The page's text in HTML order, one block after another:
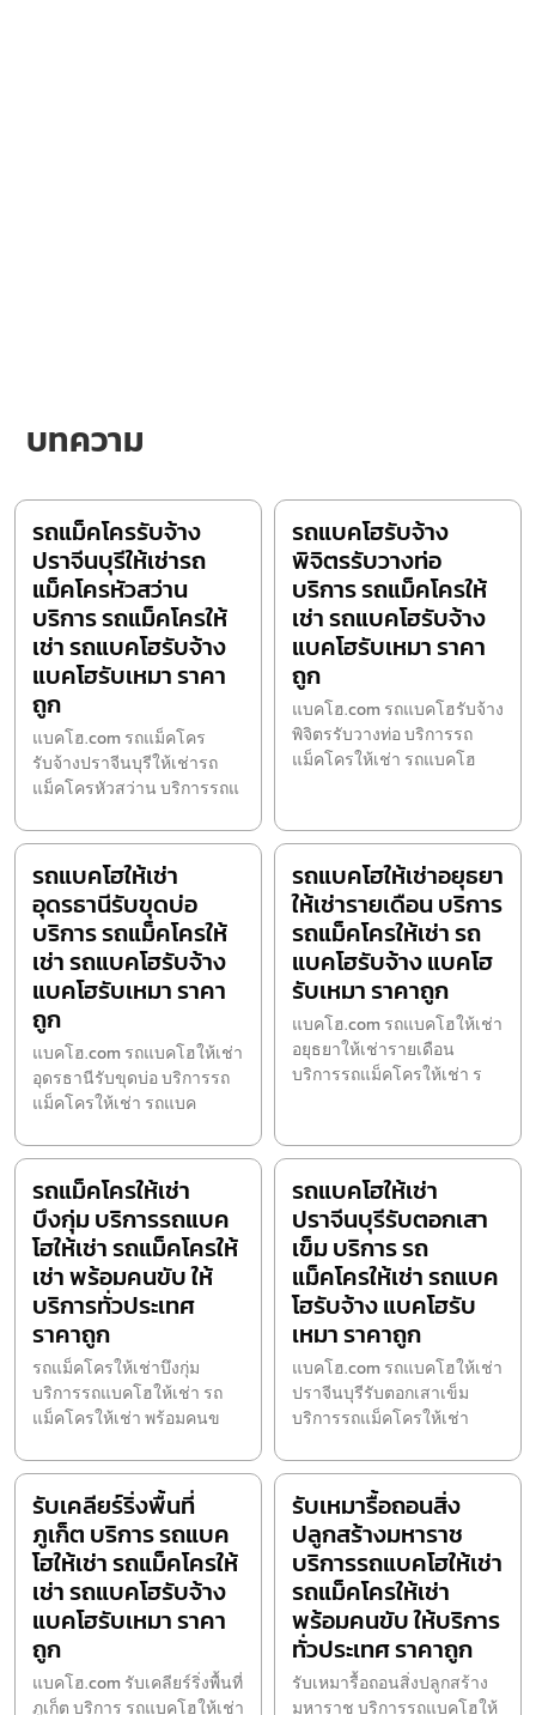
บทความ
รถแม็คโครรับจ้าง
ปราจีนบุรีให้เช่ารถ
แม็คโครหัวสว่าน
บริการ รถแม็คโครให้
เช่า รถแบคโฮรับจ้าง
แบคโฮรับเหมา ราคา
ถูก
แบคโฮ.com รถแม็คโคร
รับจ้างปราจีนบุรีให้เช่ารถ
แม็คโครหัวสว่าน บริการรถแ
รถแบคโฮรับจ้าง
พิจิตรรับวางท่อ
บริการ รถแม็คโครให้
เช่า รถแบคโฮรับจ้าง
แบคโฮรับเหมา ราคา
ถูก
แบคโฮ.com รถแบคโฮรับจ้าง
พิจิตรรับวางท่อ บริการรถ
แม็คโครให้เช่า รถแบคโฮ
รถแบคโฮให้เช่า
อุดรธานีรับขุดบ่อ
บริการ รถแม็คโครให้
เช่า รถแบคโฮรับจ้าง
แบคโฮรับเหมา ราคา
ถูก
แบคโฮ.com รถแบคโฮให้เช่า
อุดรธานีรับขุดบ่อ บริการรถ
แม็คโครให้เช่า รถแบค
รถแบคโฮให้เช่าอยุธยา
ให้เช่ารายเดือน บริการ
รถแม็คโครให้เช่า รถ
แบคโฮรับจ้าง แบคโฮ
รับเหมา ราคาถูก
แบคโฮ.com รถแบคโฮให้เช่า
อยุธยาให้เช่ารายเดือน
บริการรถแม็คโครให้เช่า ร
รถแม็คโครให้เช่า
บึงกุ่ม บริการรถแบค
โฮให้เช่า รถแม็คโครให้
เช่า พร้อมคนขับ ให้
บริการทั่วประเทศ
ราคาถูก
รถแม็คโครให้เช่าบึงกุ่ม
บริการรถแบคโฮให้เช่า รถ
แม็คโครให้เช่า พร้อมคนข
รถแบคโฮให้เช่า
ปราจีนบุรีรับตอกเสา
เข็ม บริการ รถ
แม็คโครให้เช่า รถแบค
โฮรับจ้าง แบคโฮรับ
เหมา ราคาถูก
แบคโฮ.com รถแบคโฮให้เช่า
ปราจีนบุรีรับตอกเสาเข็ม
บริการรถแม็คโครให้เช่า
รับเคลียร์ริ่งพื้นที่
ภูเก็ต บริการ รถแบค
โฮให้เช่า รถแม็คโครให้
เช่า รถแบคโฮรับจ้าง
แบคโฮรับเหมา ราคา
ถูก
แบคโฮ.com รับเคลียร์ริ่งพื้นที่
ภูเก็ต บริการ รถแบคโฮให้เช่า
รับเหมารื้อถอนสิ่ง
ปลูกสร้างมหาราช
บริการรถแบคโฮให้เช่า
รถแม็คโครให้เช่า
พร้อมคนขับ ให้บริการ
ทั่วประเทศ ราคาถูก
รับเหมารื้อถอนสิ่งปลูกสร้าง
มหาราช บริการรถแบคโฮให้